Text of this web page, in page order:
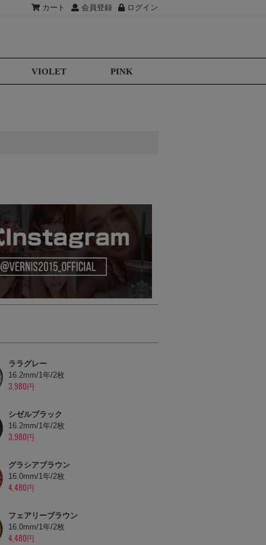
カート 会員登録 ログイン
VIOLET PINK
ララグレー
16.2mm/1年/2枚
3,980円
シゼルブラック
16.2mm/1年/2枚
3,980円
グラシアブラウン
16.0mm/1年/2枚
4,480円
フェアリーブラウン
16.0mm/1年/2枚
4,480円